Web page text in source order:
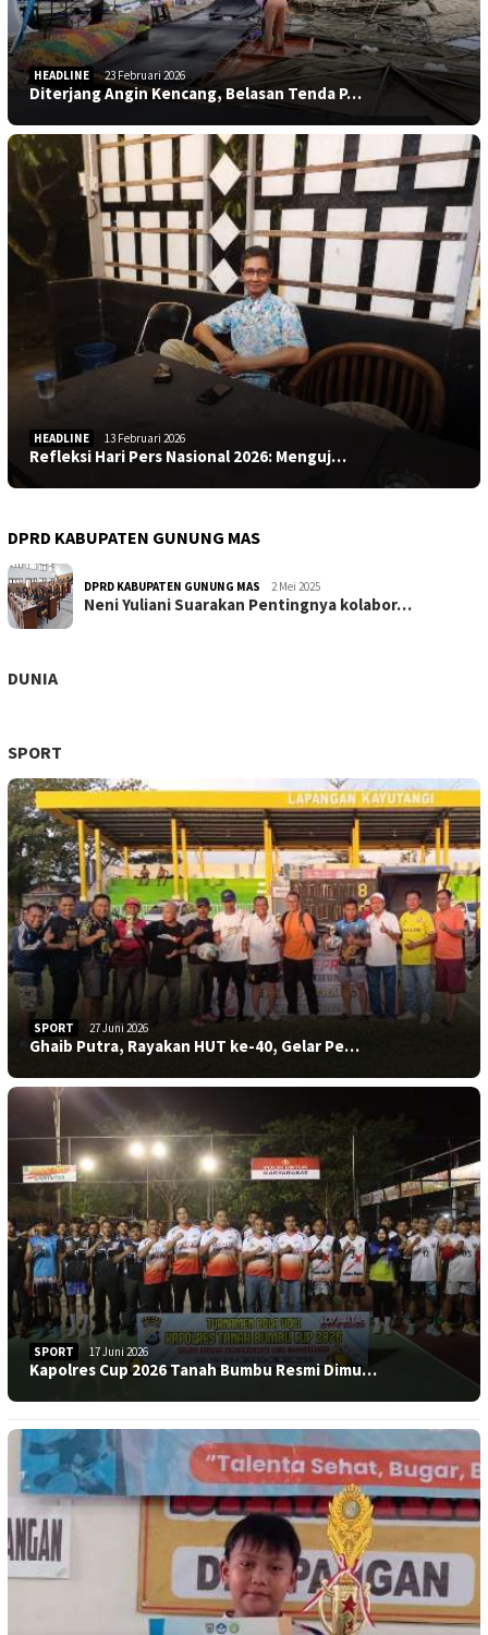
HEADLINE 23 Februari 2026
Diterjang Angin Kencang, Belasan Tenda P…
HEADLINE 13 Februari 2026
Refleksi Hari Pers Nasional 2026: Menguj…
DPRD KABUPATEN GUNUNG MAS
DPRD KABUPATEN GUNUNG MAS 2 Mei 2025
Neni Yuliani Suarakan Pentingnya kolabor…
DUNIA
SPORT
SPORT 27 Juni 2026
Ghaib Putra, Rayakan HUT ke-40, Gelar Pe…
SPORT 17 Juni 2026
Kapolres Cup 2026 Tanah Bumbu Resmi Dimu…